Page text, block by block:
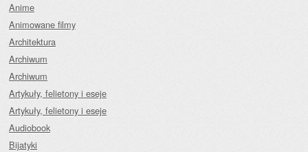
Anime
Animowane filmy
Architektura
Archiwum
Archiwum
Artykuły, felietony i eseje
Artykuły, felietony i eseje
Audiobook
Bijatyki